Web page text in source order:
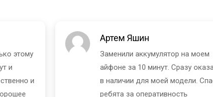
этому
и
и
Артем Яшин
Заменили аккумулятор на моем
айфоне за 10 минут. Сразу
в наличии для моей модели.
ребята за оперативность